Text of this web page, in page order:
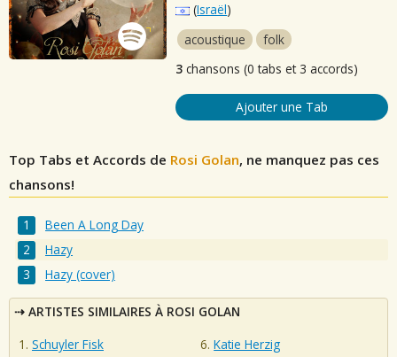
(Israël)
acoustique
folk
3 chansons (0 tabs et 3 accords)
Ajouter une Tab
Top Tabs et Accords de Rosi Golan, ne manquez pas ces
chansons!
Been A Long Day
Hazy
Hazy (cover)
ARTISTES SIMILAIRES À ROSI GOLAN
Schuyler Fisk
Katie Herzig